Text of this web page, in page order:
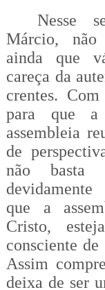
Nesse
Márcio, não
ainda que
careça da
crentes.
para que a
assembleia
de
não basta
que a
Cristo,
consciente
Assim
deixa de ser